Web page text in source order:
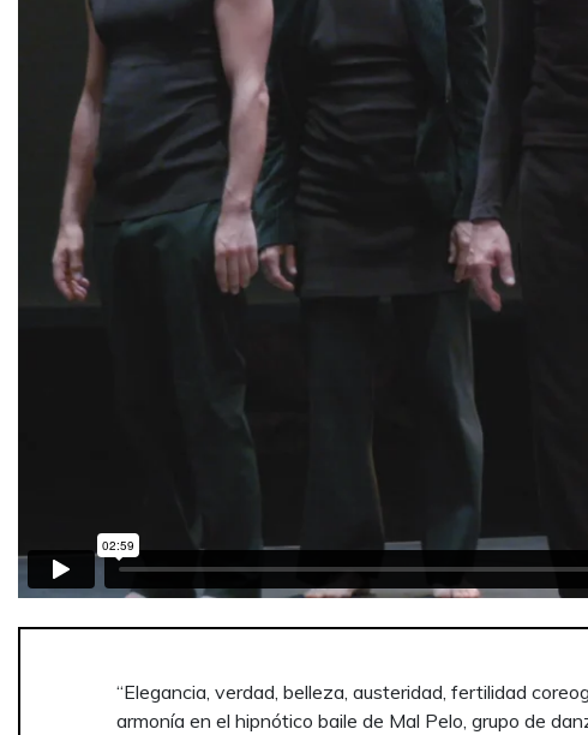
“Un apasionante, sinuoso y agreste viaje hacia una
humano y que siempre resulta una ardua búsqueda